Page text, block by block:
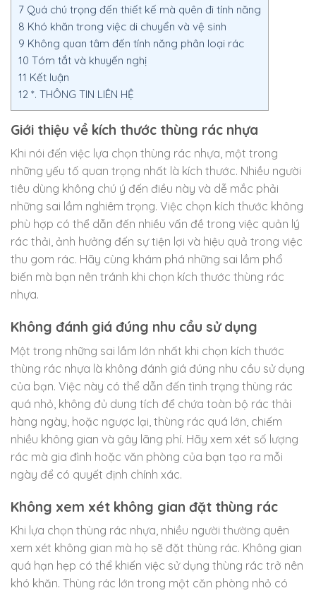
7 Quá chú trọng đến thiết kế mà quên đi tính năng
8 Khó khăn trong việc di chuyển và vệ sinh
9 Không quan tâm đến tính năng phân loại rác
10 Tóm tắt và khuyến nghị
11 Kết luận
12 *. THÔNG TIN LIÊN HỆ
Giới thiệu về kích thước thùng rác nhựa
Khi nói đến việc lựa chọn thùng rác nhựa, một trong
những yếu tố quan trọng nhất là kích thước. Nhiều người
tiêu dùng không chú ý đến điều này và dễ mắc phải
những sai lầm nghiêm trọng. Việc chọn kích thước không
phù hợp có thể dẫn đến nhiều vấn đề trong việc quản lý
rác thải, ảnh hưởng đến sự tiện lợi và hiệu quả trong việc
thu gom rác. Hãy cùng khám phá những sai lầm phổ
biến mà bạn nên tránh khi chọn kích thước thùng rác
nhựa.
Không đánh giá đúng nhu cầu sử dụng
Một trong những sai lầm lớn nhất khi chọn kích thước
thùng rác nhựa là không đánh giá đúng nhu cầu sử dụng
của bạn. Việc này có thể dẫn đến tình trạng thùng rác
quá nhỏ, không đủ dung tích để chứa toàn bộ rác thải
hàng ngày, hoặc ngược lại, thùng rác quá lớn, chiếm
nhiều không gian và gây lãng phí. Hãy xem xét số lượng
rác mà gia đình hoặc văn phòng của bạn tạo ra mỗi
ngày để có quyết định chính xác.
Không xem xét không gian đặt thùng rác
Khi lựa chọn thùng rác nhựa, nhiều người thường quên
xem xét không gian mà họ sẽ đặt thùng rác. Không gian
quá hạn hẹp có thể khiến việc sử dụng thùng rác trở nên
khó khăn. Thùng rác lớn trong một căn phòng nhỏ có